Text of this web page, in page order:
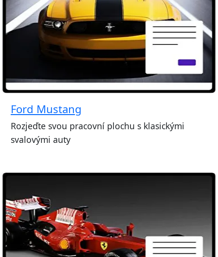
Ford Mustang
Rozjeďte svou pracovní plochu s klasickými
svalovými auty